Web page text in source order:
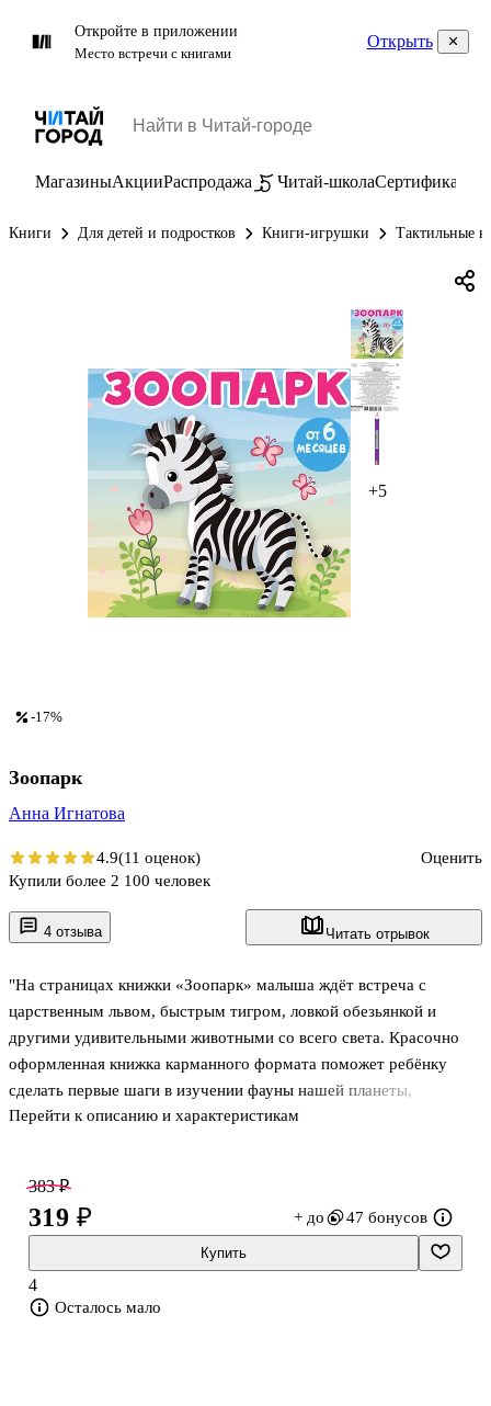
Откройте в приложении
Место встречи с книгами
Открыть
МагазиныАкцииРаспродажа Читай-школаСертификаты
Книги Для детей и подростков Книги-игрушки Тактильные
+5
4 отзыва Читать отрывок
"На страницах книжки «Зоопарк» малыша ждёт встреча с
царственным львом, быстрым тигром, ловкой обезьянкой и
другими удивительными животными со всего света. Красочно
оформленная книжка карманного формата поможет ребёнку
сделать первые шаги в изучении фауны нашей планеты,
расширить кругозор.
• множество экзотических животных — от слона и тигра до
хамелеона и черепахи;
• отличный способ привить ребёнку любовь к дикой природе;
• красочные картинки с животными обязательно понравятся
малышу;
Перейти к описанию и характеристикам
-17%
Зоопарк
Анна Игнатова
4.9(11 оценок)
Оценить
Купили более 2 100 человек
383 ₽
319 ₽ + до 47 бонусов
Купить
4
Осталось мало